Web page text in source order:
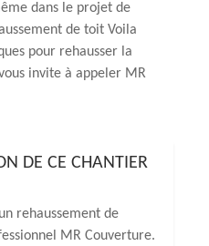
dans le projet de
de toit Voila
pour rehausser la
invite à appeler MR
DE CE CHANTIER
rehaussement de
MR Couverture.